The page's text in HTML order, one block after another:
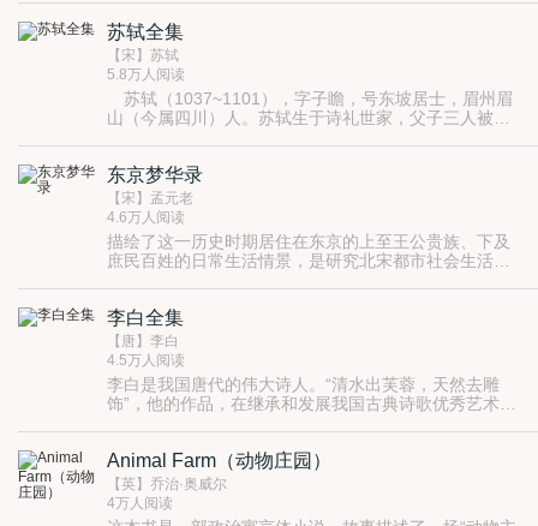
敌制胜的处世奇书。 书中所表现的人物，都在运用智慧
和谋略创造历史。它既是一部反映古人巧妙运用聪明才
智来排忧解难、克敌制胜的处世奇书，也是中国文化史
上一部篇幅庞大的智谋锦囊。
苏轼全集
【宋】苏轼
5.8万人阅读
苏轼（1037~1101），字子瞻，号东坡居士，眉州眉
山（今属四川）人。苏轼生于诗礼世家，父子三人被誉
迫害，第一次是45岁那年因“乌台诗案”而被贬至黄州，
一住四年。 第二次是在59岁时被贬往惠州，62岁时贬至
儋州，到65岁才遇赦北归，前后在贬所六年。谪贬当然
是苏轼的人生逆境，但这种逆境却使苏轼更深刻地理解
了社会和人生，也使他的创作更深刻地表现出内心的情
感波澜。 在宋代就有人认为贬至海南并不是苏轼的不
幸，逆境是时代对这位文学天才的玉成。苏轼的文学思
想是文、道并重。在这种文学思想指导下，苏轼的散文
呈现出多姿多采的艺术风貌。苏文气势雄放，语言却平
易自然，这正是宋文异于唐文的特征之一。
东京梦华录
【宋】孟元老
4.6万人阅读
描绘了这一历史时期居住在东京的上至王公贵族、下及
庶民百姓的日常生活情景，是研究北宋都市社会生活、
李白全集
【唐】李白
4.5万人阅读
李白是我国唐代的伟大诗人。“清水出芙蓉，天然去雕
饰”，他的作品，在继承和发展我国古典诗歌优秀艺术传
们的普遍喜爱。
Animal Farm（动物庄园）
【英】乔治·奥威尔
4万人阅读